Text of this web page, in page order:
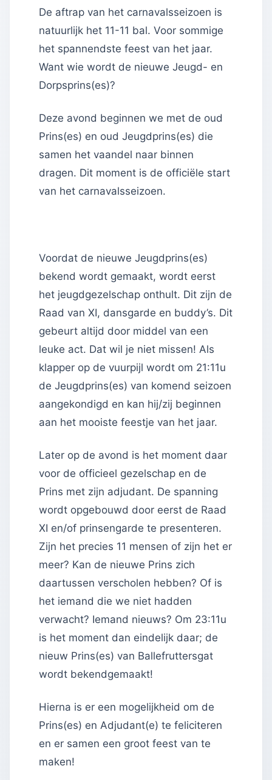
De aftrap van het carnavalsseizoen is
natuurlijk het 11-11 bal. Voor sommige
het spannendste feest van het jaar.
Want wie wordt de nieuwe Jeugd- en
Dorpsprins(es)?
Deze avond beginnen we met de oud
Prins(es) en oud Jeugdprins(es) die
samen het vaandel naar binnen
dragen. Dit moment is de officiële start
van het carnavalsseizoen.
Voordat de nieuwe Jeugdprins(es)
bekend wordt gemaakt, wordt eerst
het jeugdgezelschap onthult. Dit zijn de
Raad van XI, dansgarde en buddy’s. Dit
gebeurt altijd door middel van een
leuke act. Dat wil je niet missen! Als
klapper op de vuurpijl wordt om 21:11u
de Jeugdprins(es) van komend seizoen
aangekondigd en kan hij/zij beginnen
aan het mooiste feestje van het jaar.
Later op de avond is het moment daar
voor de officieel gezelschap en de
Prins met zijn adjudant. De spanning
wordt opgebouwd door eerst de Raad
XI en/of prinsengarde te presenteren.
Zijn het precies 11 mensen of zijn het er
meer? Kan de nieuwe Prins zich
daartussen verscholen hebben? Of is
het iemand die we niet hadden
verwacht? Iemand nieuws? Om 23:11u
is het moment dan eindelijk daar; de
nieuw Prins(es) van Ballefruttersgat
wordt bekendgemaakt!
Hierna is er een mogelijkheid om de
Prins(es) en Adjudant(e) te feliciteren
en er samen een groot feest van te
maken!